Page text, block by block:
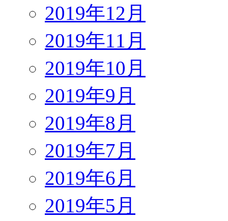
2019年12月
2019年11月
2019年10月
2019年9月
2019年8月
2019年7月
2019年6月
2019年5月